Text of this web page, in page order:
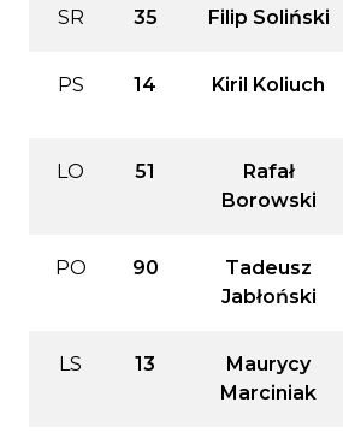
SR 35 Filip Soliński
PS 14 Kiril Koliuch
LO 51
Rafał
Borowski
PO 90
Tadeusz
Jabłoński
LS 13
Maurycy
Marciniak